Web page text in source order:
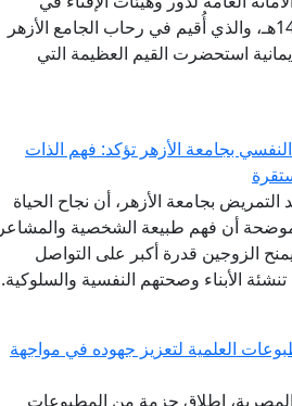
العالم، احتفال الجامع الأزهر الشريف، بحلول العام الهجري الجديد 1448هـ، والذي أُقيم في رحاب الجامع الأزهر
استحضرت القيم العظيمة التي
بجامعة الأزهر تؤكد: فهم الذات
بجامعة الأزهر، أن نجاح الحياة
أن فهم طبيعة الشخصية والمشاعر
الزوجين قدرة أكبر على التواصل
الأبناء وصحتهم النفسية والسلوكية.
العلمية لتعزيز جهوده في مواجهة
المصرية، إطلاق حزمة من المطبوعات